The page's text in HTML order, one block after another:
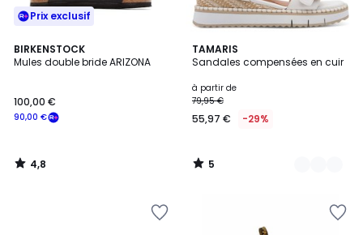
Prix exclusif
BIRKENSTOCK
Mules double bride ARIZONA
90,00 €
100,00 €
4,8
/ 5
4,8
/
TAMARIS
Sandales compensées en cuir
à partir de
79,95 €
55,97 € -29%
5
/
2
Couleurs
5
/